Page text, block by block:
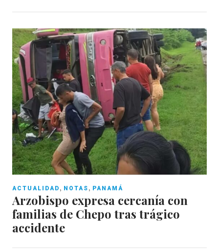
ACTUALIDAD , NOTAS , PANAMÁ
Arzobispo expresa cercanía con
familias de Chepo tras trágico
accidente